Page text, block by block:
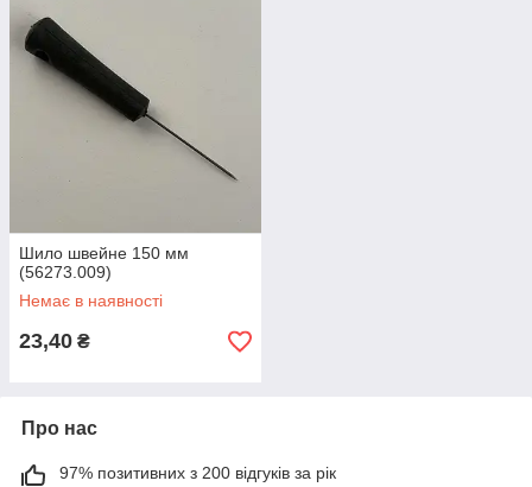
Шило швейне 150 мм
(56273.009)
Немає в наявності
23,40 ₴
Про нас
97% позитивних з 200 відгуків за рік